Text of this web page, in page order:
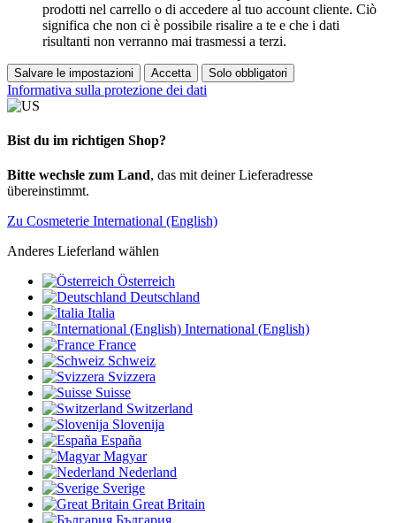
prodotti nel carrello o di accedere al tuo account cliente. Ciò
significa che non ci è possibile risalire a te e che i dati
risultanti non verranno mai trasmessi a terzi.
Salvare le impostazioni Accetta Solo obbligatori
Informativa sulla protezione dei dati
Bist du im richtigen Shop?
Bitte wechsle zum Land, das mit deiner Lieferadresse
übereinstimmt.
Zu Cosmeterie International (English)
Anderes Lieferland wählen
Österreich
Deutschland
Italia
International (English)
France
Schweiz
Svizzera
Suisse
Switzerland
Slovenija
España
Magyar
Nederland
Sverige
Great Britain